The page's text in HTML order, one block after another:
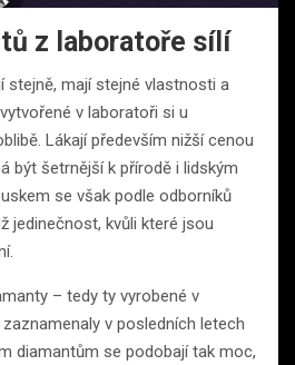
z laboratoře sílí
stejně, mají stejné vlastnosti a
v laboratoři si u
Lákají především nižší cenou
být šetrnější k přírodě i lidským
se však podle odborníků
jedinečnost, kvůli které jsou
– tedy ty vyrobené v
v posledních letech
diamantům se podobají tak moc,